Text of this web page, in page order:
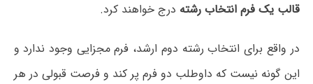
قالب یک فرم انتخاب رشته درج خواهند کرد.
در واقع برای انتخاب رشته دوم ارشد، فرم مجزایی وجود ندارد و
این گونه نیست که داوطلب دو فرم پر کند و فرصت قبولی در هر